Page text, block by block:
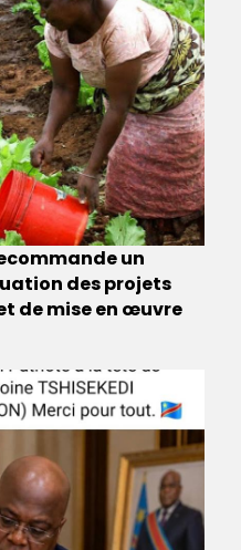
un
des projets
de mise en œuvre